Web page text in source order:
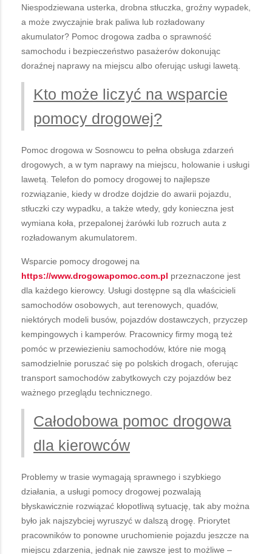
Niespodziewana usterka, drobna stłuczka, groźny wypadek,
a może zwyczajnie brak paliwa lub rozładowany
akumulator? Pomoc drogowa zadba o sprawność
samochodu i bezpieczeństwo pasażerów dokonując
doraźnej naprawy na miejscu albo oferując usługi lawetą.
Kto może liczyć na wsparcie
pomocy drogowej?
Pomoc drogowa w Sosnowcu to pełna obsługa zdarzeń
drogowych, a w tym naprawy na miejscu, holowanie i usługi
lawetą. Telefon do pomocy drogowej to najlepsze
rozwiązanie, kiedy w drodze dojdzie do awarii pojazdu,
stłuczki czy wypadku, a także wtedy, gdy konieczna jest
wymiana koła, przepalonej żarówki lub rozruch auta z
rozładowanym akumulatorem.
Wsparcie pomocy drogowej na
https://www.drogowapomoc.com.pl przeznaczone jest
dla każdego kierowcy. Usługi dostępne są dla właścicieli
samochodów osobowych, aut terenowych, quadów,
niektórych modeli busów, pojazdów dostawczych, przyczep
kempingowych i kamperów. Pracownicy firmy mogą też
pomóc w przewiezieniu samochodów, które nie mogą
samodzielnie poruszać się po polskich drogach, oferując
transport samochodów zabytkowych czy pojazdów bez
ważnego przeglądu technicznego.
Całodobowa pomoc drogowa
dla kierowców
Problemy w trasie wymagają sprawnego i szybkiego
działania, a usługi pomocy drogowej pozwalają
błyskawicznie rozwiązać kłopotliwą sytuację, tak aby można
było jak najszybciej wyruszyć w dalszą drogę. Priorytet
pracowników to ponowne uruchomienie pojazdu jeszcze na
miejscu zdarzenia, jednak nie zawsze jest to możliwe –